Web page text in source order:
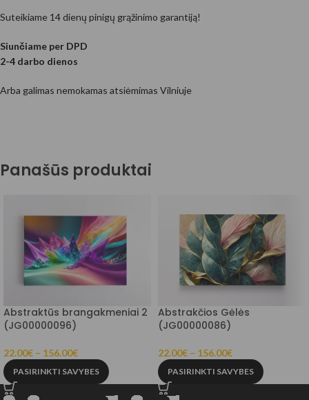
Suteikiame 14 dienų pinigų grąžinimo garantiją!
Siunčiame per DPD
2-4 darbo dienos
Arba galimas nemokamas atsiėmimas Vilniuje
Panašūs produktai
Abstraktūs brangakmeniai 2
(JG00000096)
22.00€ – 156.00€
PASIRINKTI SAVYBES
Abstrakčios Gėlės
(JG00000086)
22.00€ – 156.00€
PASIRINKTI SAVYBES